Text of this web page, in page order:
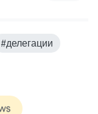
#делегации